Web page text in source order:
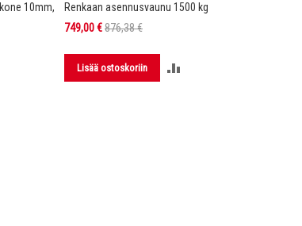
10mm,
Renkaan asennusvaunu 1500 kg
Tarjoushinta
749,00 €876,38 €
Lisää ostoskoriin